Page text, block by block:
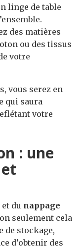
linge de table
des matières
ou des tissus
votre
vous serez en
qui saura
votre
: une
et du nappage
seulement cela
de stockage,
d’obtenir des